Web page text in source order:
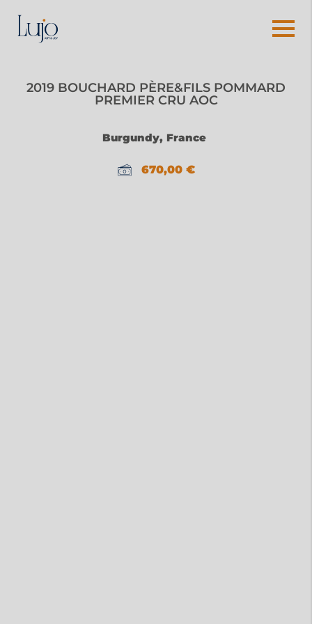
2019 BOUCHARD PÈRE&FILS POMMARD
PREMIER CRU AOC
Burgundy, France
670,00 €